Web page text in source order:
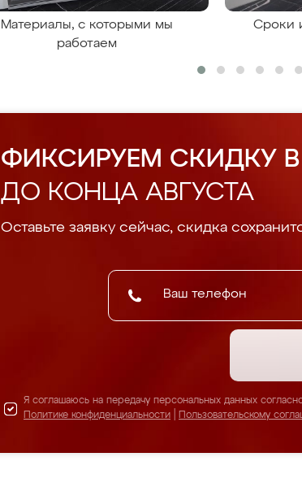
Материалы, с которыми мы
работаем
Сроки
ФИКСИРУЕМ СКИДКУ В
ДО КОНЦА АВГУСТА
Оставьте заявку сейчас, скидка
Я соглашаюсь на передачу персональных данных
Политике конфиденциальности
Пользовательскому